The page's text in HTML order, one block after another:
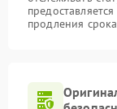
продления